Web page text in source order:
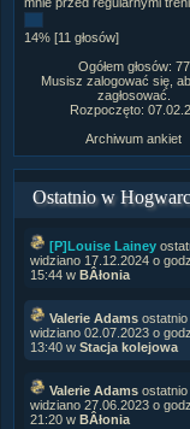
14% [11 głosów]
Ogółem głosów: 77
Musisz zalogować się,
zagłosować.
Rozpoczęto:
Archiwum ankiet
Ostatnio w
[P]Louise Lainey
widziano 17.12.2024 o
15:44 w BÂłonia
Valerie Adams ostatnio
widziano 02.07.2023 o
13:40 w Stacja kolejowa
Valerie Adams ostatnio
widziano 27.06.2023 o
21:20 w BÂłonia